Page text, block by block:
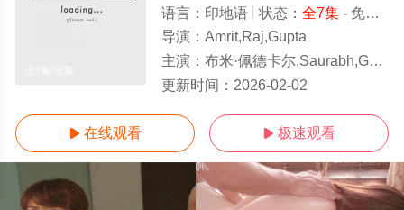
语言： 印地语 状态： 全7集- 免费在线观看
导演： Amrit,Raj,Gupta
主演： 布米·佩德卡尔,Saurabh,Goyal,Neha,Mishra,Murali,Mali,Veeru,Raw
更新时间： 2026-02-02
 在线观看  极速观看